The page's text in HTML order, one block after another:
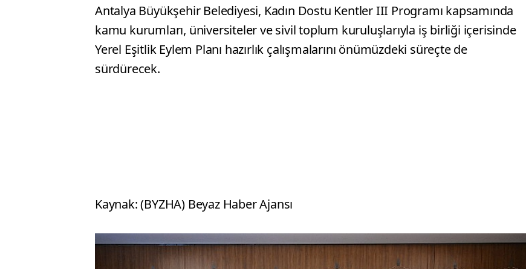
Antalya Büyükşehir Belediyesi, Kadın Dostu Kentler III Programı kapsamında
kamu kurumları, üniversiteler ve sivil toplum kuruluşlarıyla iş birliği içerisinde
Yerel Eşitlik Eylem Planı hazırlık çalışmalarını önümüzdeki süreçte de
sürdürecek.
Kaynak: (BYZHA) Beyaz Haber Ajansı